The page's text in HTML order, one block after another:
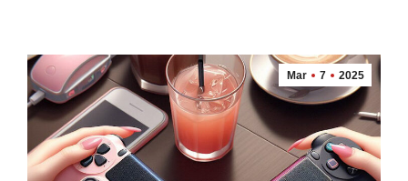
Mar 7 2025